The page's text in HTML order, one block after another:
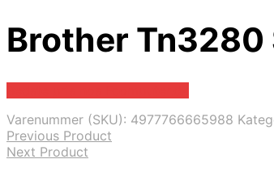
Brother
Varenummer (SKU): 4977766665988
Previous Product
Next Product